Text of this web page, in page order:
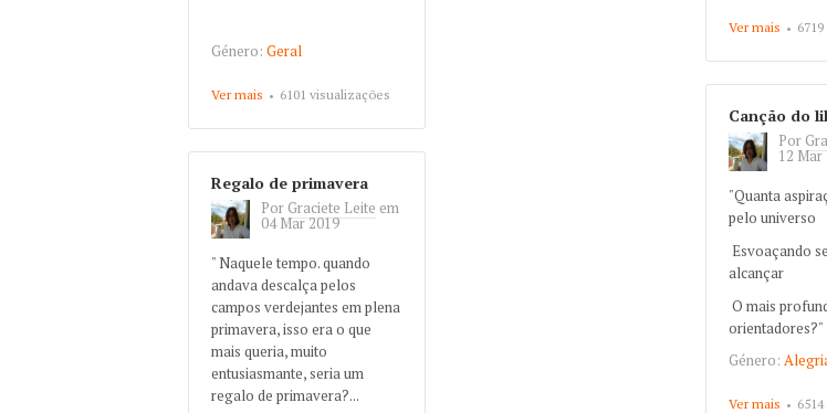
Género: Geral
Ver mais about Após o PÔR DO SOL
6101 visualizações
Ver mais about
Canção do
Por
12 Mar
"Quanta
pelo universo
Esvoaçando
alcançar
O mais
orientadores?"
Género:
Ver mais about
Regalo de primavera
Por Graciete Leite em
04 Mar 2019
" Naquele tempo. quando
andava descalça pelos
campos verdejantes em plena
primavera, isso era o que
mais queria, muito
entusiasmante, seria um
regalo de primavera?...